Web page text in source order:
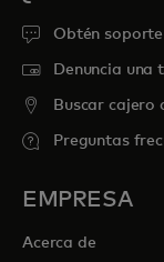
Obtén soporte
Denuncia
Buscar cajero
Preguntas
EMPRESA
Acerca de